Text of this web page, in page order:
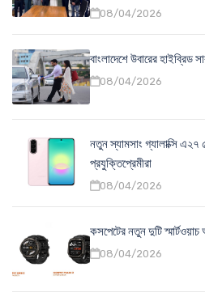
08/04/2026
বাংলাদেশে উবারের হাইব্রিড
08/04/2026
নতুন স্যামসাং গ্যালাক্সি
প্রযুক্তিপ্রেমীরা
08/04/2026
কসপেটের নতুন দুটি
08/04/2026